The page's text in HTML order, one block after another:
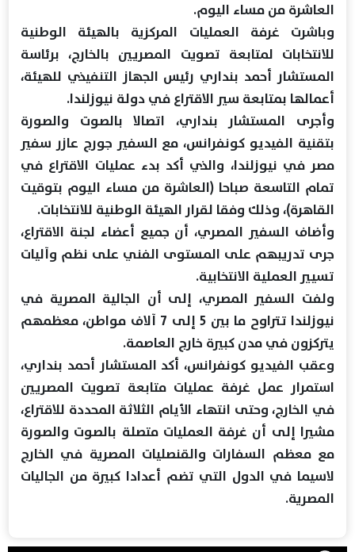
العاشرة من مساء اليوم.
وباشرت غرفة العمليات المركزية بالهيئة الوطنية
للانتخابات لمتابعة تصويت المصريين بالخارج، برئاسة
المستشار أحمد بنداري رئيس الجهاز التنفيذي للهيئة،
أعمالها بمتابعة سير الاقتراع في دولة نيوزلندا.
وأجرى المستشار بنداري، اتصالا بالصوت والصورة
بتقنية الفيديو كونفرانس، مع السفير جورج عازر سفير
مصر في نيوزلندا، والذي أكد بدء عمليات الاقتراع في
تمام التاسعة صباحا (العاشرة من مساء اليوم بتوقيت
القاهرة)، وذلك وفقا لقرار الهيئة الوطنية للانتخابات.
وأضاف السفير المصري، أن جميع أعضاء لجنة الاقتراع،
جرى تدريبهم على المستوى الفني على نظم وآليات
تسيير العملية الانتخابية.
ولفت السفير المصري، إلى أن الجالية المصرية في
نيوزلندا تتراوح ما بين 5 إلى 7 آلاف مواطن، معظمهم
يتركزون في مدن كبيرة خارج العاصمة.
وعقب الفيديو كونفرانس، أكد المستشار أحمد بنداري،
استمرار عمل غرفة عمليات متابعة تصويت المصريين
في الخارج، وحتى انتهاء الأيام الثلاثة المحددة للاقتراع،
مشيرا إلى أن غرفة العمليات متصلة بالصوت والصورة
مع معظم السفارات والقنصليات المصرية في الخارج
لاسيما في الدول التي تضم أعدادا كبيرة من الجاليات
المصرية.